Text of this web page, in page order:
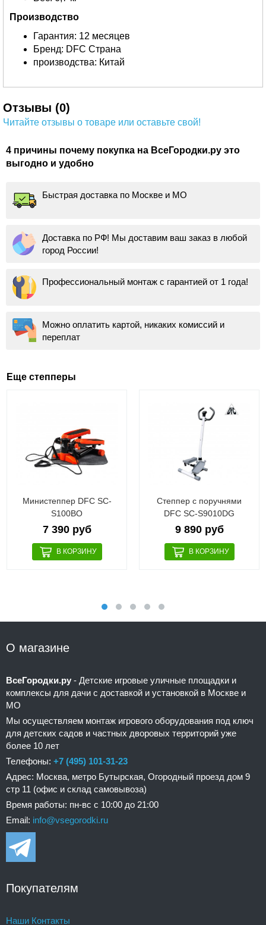
Производство
Гарантия: 12 месяцев
Бренд: DFC Страна
производства: Китай
Отзывы (0)
Читайте отзывы о товаре или оставьте свой!
4 причины почему покупка на ВсеГородки.ру это
выгодно и удобно
Быстрая доставка по Москве и МО
Доставка по РФ! Мы доставим ваш заказ в любой
город России!
Профессиональный монтаж с гарантией от 1 года!
Можно оплатить картой, никаких комиссий и
переплат
Еще степперы
Министеппер DFC SC-
S100BO
7 390 руб
Степпер с поручнями
DFC SC-S9010DG
9 890 руб
О магазине
ВсеГородки.ру - Детские игровые уличные площадки и
комплексы для дачи с доставкой и установкой в Москве и
МО
Мы осуществляем монтаж игрового оборудования под ключ
для детских садов и частных дворовых территорий уже
более 10 лет
Телефоны: +7 (495) 101-31-23
Адрес: Москва, метро Бутырская, Огородный проезд дом 9
стр 11 (офис и склад самовывоза)
Время работы: пн-вс с 10:00 до 21:00
Email: info@vsegorodki.ru
Покупателям
Наши Контакты